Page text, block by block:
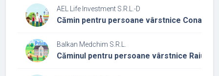
AEL Life Investment S.R.L.-D
Cămin pentru persoane vârstnice Conacul
Balkan Medchim S.R.L.
Căminul pentru persoane vârstnice Raiul